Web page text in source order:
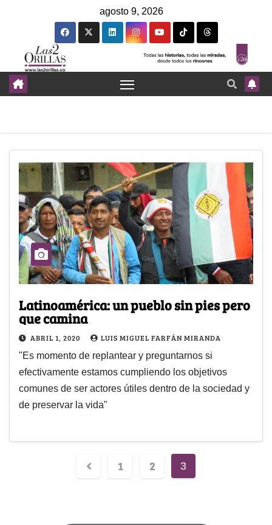
agosto 9, 2026
Latinoamérica: un pueblo sin pies pero
que camina
ABRIL 1, 2020 LUIS MIGUEL FARFÁN MIRANDA
"Es momento de replantear y preguntarnos si
efectivamente estamos cumpliendo los objetivos
comunes de ser actores útiles dentro de la sociedad y
de preservar la vida"
1 2 3